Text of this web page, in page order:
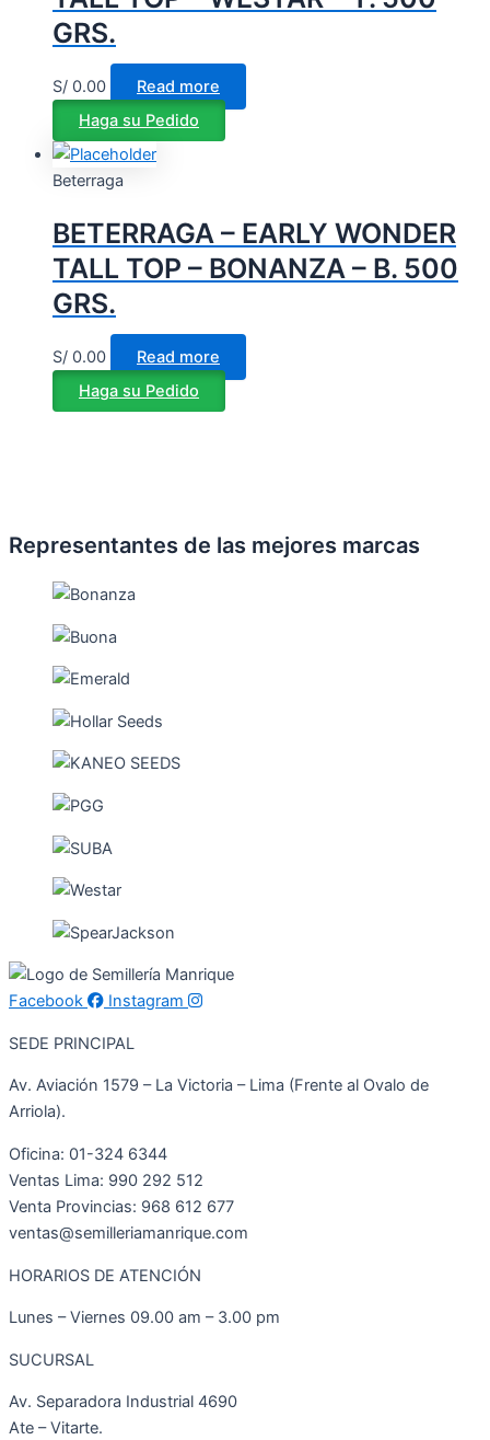
GRS.
S/ 0.00
Read more
Haga su Pedido
Beterraga
BETERRAGA – EARLY WONDER
TALL TOP – BONANZA – B. 500
GRS.
S/ 0.00
Read more
Haga su Pedido
Representantes de las mejores marcas
Facebook Instagram
SEDE PRINCIPAL
Av. Aviación 1579 – La Victoria – Lima (Frente al Ovalo de
Arriola).
Oficina: 01-324 6344
Ventas Lima: 990 292 512
Venta Provincias: 968 612 677
ventas@semilleriamanrique.com
HORARIOS DE ATENCIÓN
Lunes – Viernes 09.00 am – 3.00 pm
SUCURSAL
Av. Separadora Industrial 4690
Ate – Vitarte.